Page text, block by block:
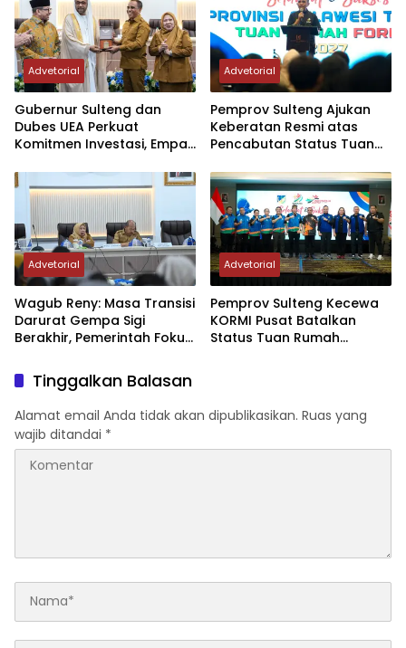
Advetorial
Gubernur Sulteng dan
Dubes UEA Perkuat
Komitmen Investasi, Empat
Advetorial
Pemprov Sulteng Ajukan
Keberatan Resmi atas
Pencabutan Status Tuan
2027
Advetorial
Wagub Reny: Masa Transisi
Darurat Gempa Sigi
Berakhir, Pemerintah Fokus
Advetorial
Pemprov Sulteng Kecewa
KORMI Pusat Batalkan
Status Tuan Rumah
Tinggalkan Balasan
Alamat email Anda tidak akan dipublikasikan. Ruas yang
wajib ditandai *